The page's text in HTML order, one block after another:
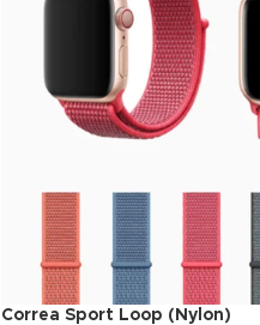
Correa Sport Loop (Nylon)